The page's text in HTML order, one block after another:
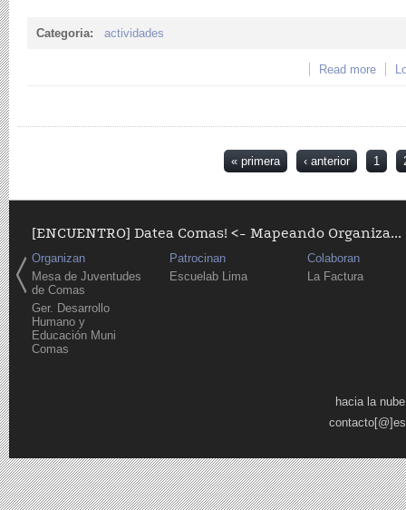
Categoria: actividades
Read more
« primera ‹ anterior 1
[ENCUENTRO] Datea Comas! <- Mapeando Organiza...
Organizan
Mesa de Juventudes
de Comas
Ger. Desarrollo
Humano y
Educación Muni
Comas
Patrocinan
Escuelab Lima
Colaboran
La Factura
hacia la